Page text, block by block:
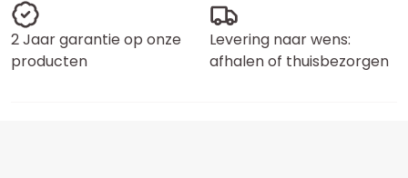
2 Jaar garantie op onze
producten
Levering naar wens:
afhalen of thuisbezorgen